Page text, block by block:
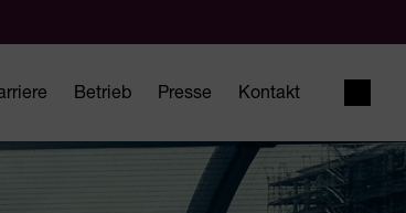
Betrieb Presse Kontakt